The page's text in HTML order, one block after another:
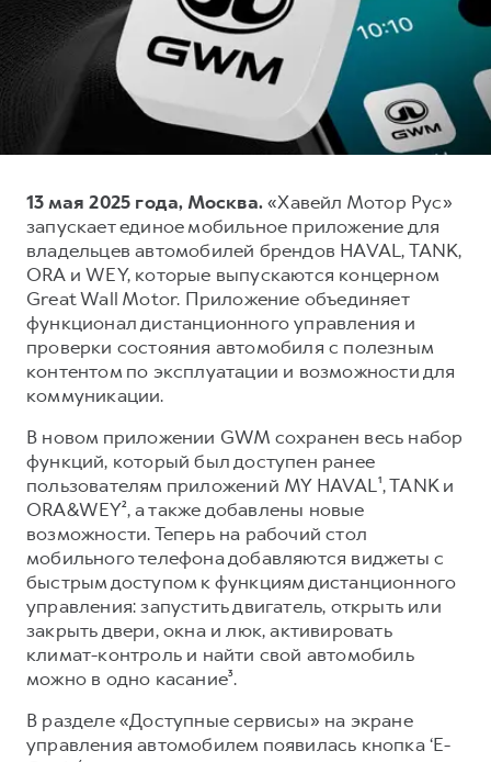
DARGO X
от 3 499 000 ₽
от 2 899 000 ₽
F7X
от 3 599 000 ₽
POER
от 3 449 000 ₽
Тест-драйв
Трейд-ин
КРЕДИТ И СТРАХОВАНИЕ
Страхование
Кредит
КОРПОРАТИВНЫМ КЛИЕНТАМ
Для малого бизнеса
Корпоративным клиентам
Крупным корпоративным клиентам
Система управления автопарком
Сервис для корпоративных клиентов
HAVAL Лизинг
АКСЕССУАРЫ HAVAL
Автомобильные аксессуары
Коллекция CITY
Коллекция Базовая
Коллекция Детская
СЕРВИСНОЕ ОБСЛУЖИВАНИЕ
Нулевое ТО
Программа «Помощь на дороге»
Регламенты технического обслуживания
GWM Безопасность
Гарантия HAVAL
Мобильное приложение GWM
Программа «HAVAL Защита+»
Руководства по эксплуатации
Подписки
АКСЕССУАРЫ HAVAL
Автомобильные аксессуары
Коллекция CITY
Коллекция Базовая
Коллекция Детская
О дилере
Наша команда
13 мая 2025 года, Москва.«Хавейл Мотор Рус»
запускает единое мобильное приложение для
владельцев автомобилей брендов HAVAL, TANK,
ORA и WEY, которые выпускаются концерном
Great Wall Motor. Приложение объединяет
функционал дистанционного управления и
проверки состояния автомобиля с полезным
контентом по эксплуатации и возможности для
коммуникации.
В новом приложении GWM сохранен весь набор
функций, который был доступен ранее
пользователям приложений MY HAVAL¹, TANK и
ORA&WEY², а также добавлены новые
возможности. Теперь на рабочий стол
мобильного телефона добавляются виджеты с
быстрым доступом к функциям дистанционного
управления: запустить двигатель, открыть или
закрыть двери, окна и люк, активировать
климат-контроль и найти свой автомобиль
можно в одно касание³.
В разделе «Доступные сервисы» на экране
управления автомобилем появилась кнопка ‘E-